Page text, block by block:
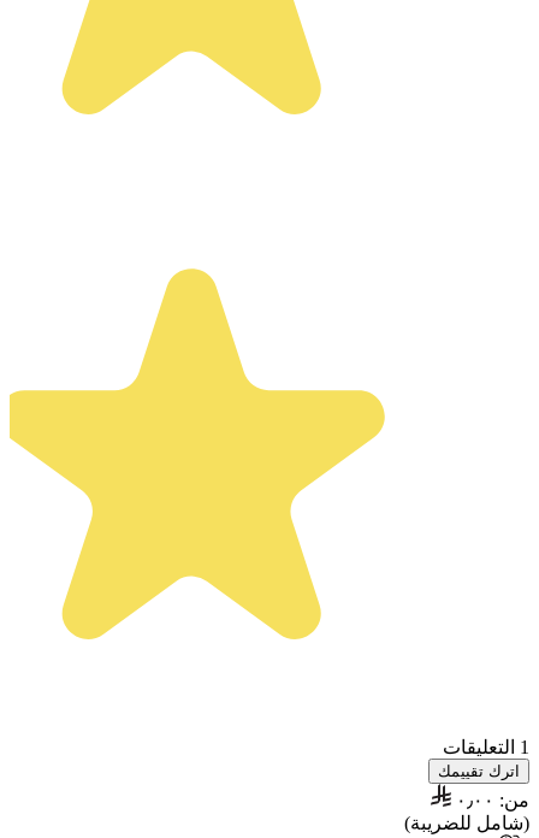
1 التعليقات
اترك تقييمك
من: ٠٫٠٠
(شامل للضريبة)